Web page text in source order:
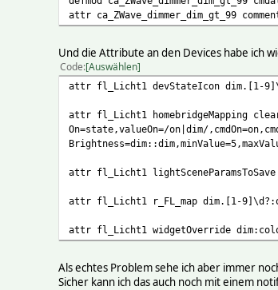
attr ca_ZWave_dimmer_dim_gt_99
Und die Attribute an den Devices habe ich
Code Auswählen
attr fl_Licht1 devStateIcon dim.[1-
attr fl_Licht1 homebridgeMapping
On=state,valueOn=/on|dim/
attr fl_Licht1
attr fl_Licht1 r_FL_map dim.[1-
attr fl_Licht1 widgetOverride
Als echtes Problem sehe ich aber immer
Sicher kann ich das auch noch mit einem